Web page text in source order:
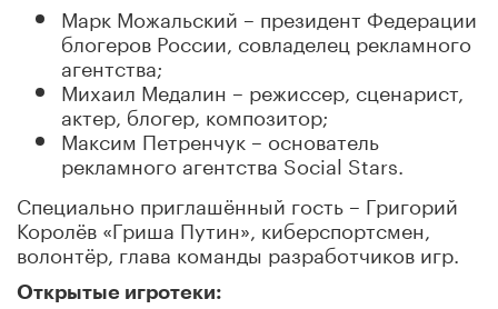
Марк Можальский – президент Федерации
блогеров России, совладелец рекламного
агентства;
Михаил Медалин – режиссер, сценарист,
актер, блогер, композитор;
Максим Петренчук – основатель
рекламного агентства Social Stars.
Специально приглашённый гость – Григорий
Королёв «Гриша Путин», киберспортсмен,
волонтёр, глава команды разработчиков игр.
Открытые игротеки: